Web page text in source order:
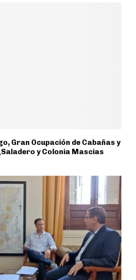
Gran Ocupación de Cabañas y
y Colonia Mascias